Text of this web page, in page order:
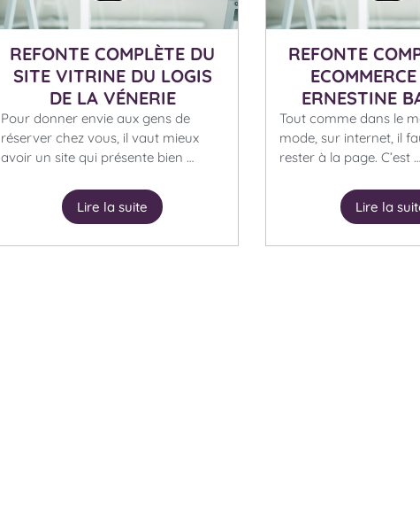
REFONTE COMPLÈTE DU
SITE VITRINE DU LOGIS
DE LA VÉNERIE
Pour donner envie aux gens de
réserver chez vous, il vaut mieux
avoir un site qui présente bien …
Lire la suite
REFONTE
ERNESTINE
Tout comme dans le
mode, sur internet, il
rester à la page. C’est …
Lire la